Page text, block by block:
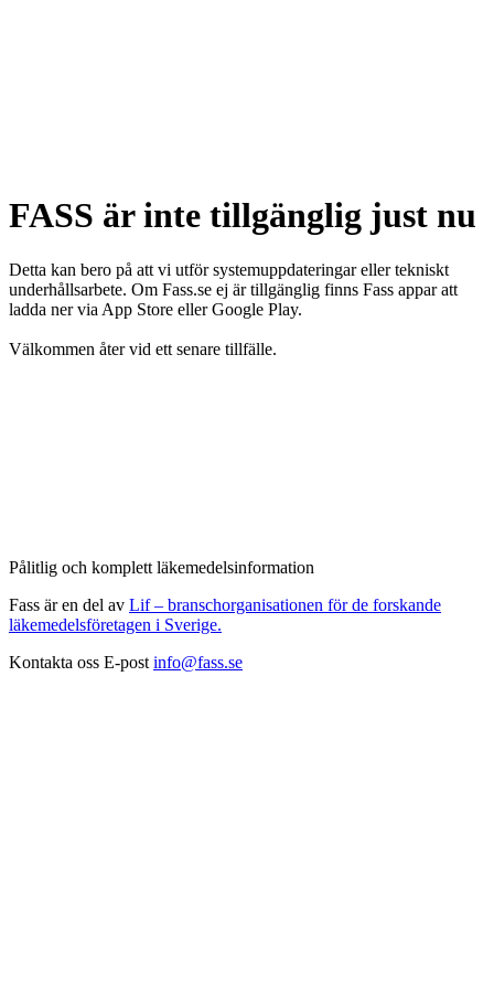
FASS är inte tillgänglig just nu
Detta kan bero på att vi utför systemuppdateringar eller tekniskt
underhållsarbete. Om Fass.se ej är tillgänglig finns Fass appar att
ladda ner via App Store eller Google Play.
Välkommen åter vid ett senare tillfälle.
Pålitlig och komplett läkemedelsinformation
Fass är en del av Lif – branschorganisationen för de forskande
läkemedelsföretagen i Sverige.
Kontakta oss E-post info@fass.se